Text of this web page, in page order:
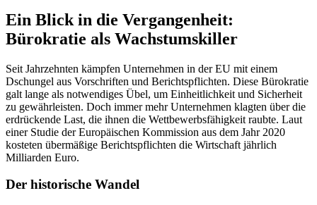
Ein Blick in die Vergangenheit:
Bürokratie als Wachstumskiller
Seit Jahrzehnten kämpfen Unternehmen in der EU mit einem
Dschungel aus Vorschriften und Berichtspflichten. Diese Bürokratie
galt lange als notwendiges Übel, um Einheitlichkeit und Sicherheit
zu gewährleisten. Doch immer mehr Unternehmen klagten über die
erdrückende Last, die ihnen die Wettbewerbsfähigkeit raubte. Laut
einer Studie der Europäischen Kommission aus dem Jahr 2020
kosteten übermäßige Berichtspflichten die Wirtschaft jährlich
Milliarden Euro.
Der historische Wandel